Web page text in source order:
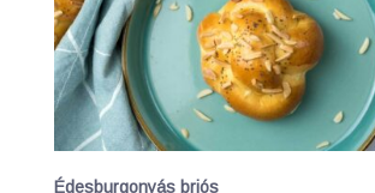
Édesburgonyás briós